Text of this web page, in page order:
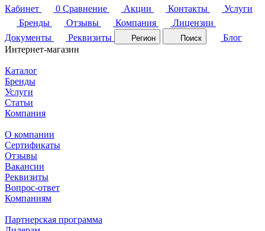
Кабинет
0 Сравнение Акции Контакты
Услуги
Бренды
Отзывы Компания
Лицензии
Документы
Реквизиты Регион Поиск
Блог
Интернет-магазин
Каталог
Бренды
Услуги
Статьи
Компания
О компании
Сертификаты
Отзывы
Вакансии
Реквизиты
Вопрос-ответ
Компаниям
Партнерская программа